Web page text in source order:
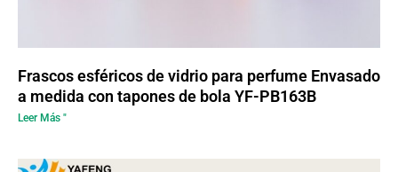
Frascos esféricos de vidrio para perfume Envasado
a medida con tapones de bola YF-PB163B
Leer Más "